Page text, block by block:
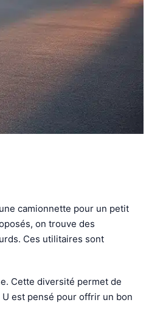
camionnette pour un petit
on trouve des
Ces utilitaires sont
Cette diversité permet de
est pensé pour offrir un bon